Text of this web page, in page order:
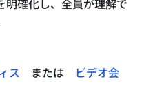
明確化し、全員が理解で
ス または ビデオ会